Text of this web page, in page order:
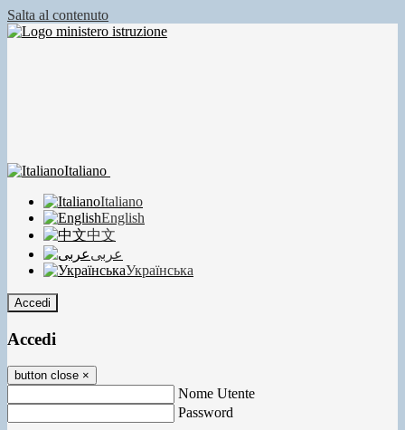
Salta al contenuto
Italiano
Italiano
English
中文
عربى
Українська
Accedi
Accedi
button close ×
Nome Utente
Password